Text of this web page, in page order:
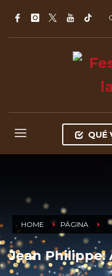
QUÉ
HOME PÁGINA
Jean Philippe: